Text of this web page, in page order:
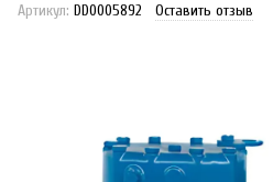
Артикул: DD0005892 Оставить отзыв